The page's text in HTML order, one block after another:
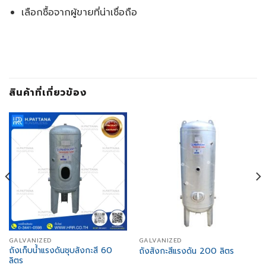
เลือกซื้อจากผู้ขายที่น่าเชื่อถือ
สินค้าที่เกี่ยวข้อง
GALVANIZED
ถังเก็บน้ำแรงดันชุบสังกะสี 60
ลิตร
GALVANIZED
ถังสังกะสีแรงดัน 200 ลิตร